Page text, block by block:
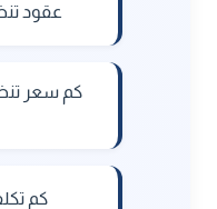
عقود
كم سعر
كم